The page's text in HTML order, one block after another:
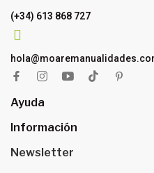
(+34) 613 868 727
Ayuda
Información
Newsletter